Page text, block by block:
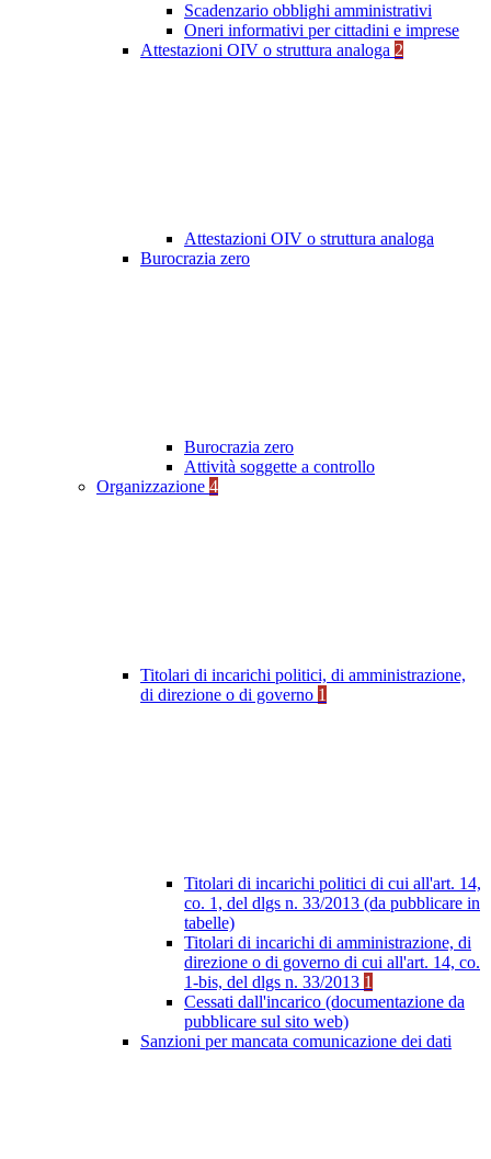
Scadenzario obblighi amministrativi
Oneri informativi per cittadini e imprese
Attestazioni OIV o struttura analoga 2
Attestazioni OIV o struttura analoga
Burocrazia zero
Burocrazia zero
Attività soggette a controllo
Organizzazione 4
Titolari di incarichi politici, di amministrazione,
di direzione o di governo 1
Titolari di incarichi politici di cui all'art. 14,
co. 1, del dlgs n. 33/2013 (da pubblicare in
tabelle)
Titolari di incarichi di amministrazione, di
direzione o di governo di cui all'art. 14, co.
1-bis, del dlgs n. 33/2013 1
Cessati dall'incarico (documentazione da
pubblicare sul sito web)
Sanzioni per mancata comunicazione dei dati